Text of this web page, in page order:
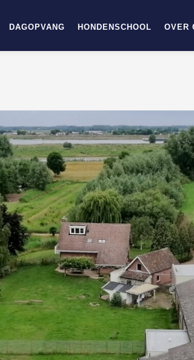
DAGOPVANG HONDENSCHOOL OVER